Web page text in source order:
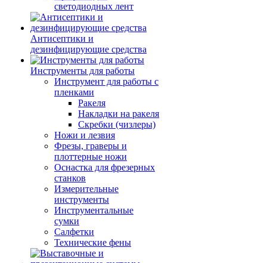
светодиодных лент
Антисептики и
дезинфицирующие средства
Инструменты для работы
Инструмент для работы с
пленками
Ракеля
Накладки на ракеля
Скребки (чизлеры)
Ножи и лезвия
Фрезы, граверы и
плоттерные ножи
Оснастка для фрезерных
станков
Измерительные
инструменты
Инструментальные
сумки
Салфетки
Технические фены